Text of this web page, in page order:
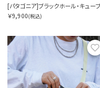
￥9,900(税込)